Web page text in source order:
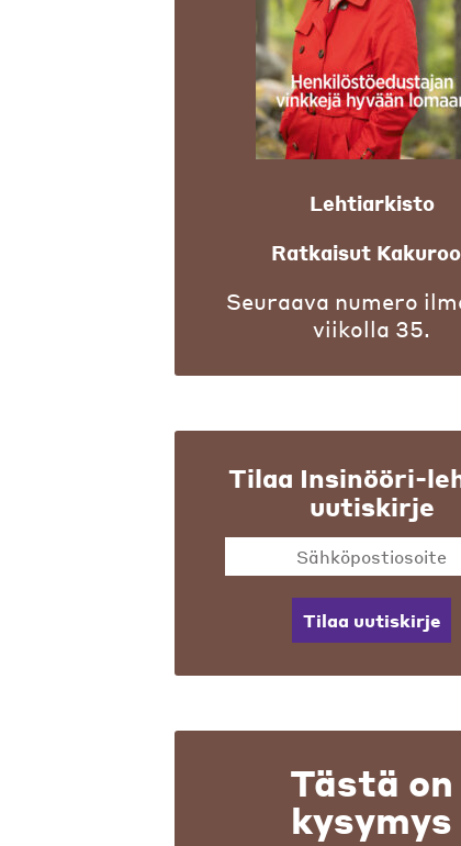
Lehtiarkisto
Ratkaisut
Seuraava numero
viikolla 35.
Tilaa Insinööri-
uutiskirje
Tilaa uutiskirje
Tästä on
kysymys